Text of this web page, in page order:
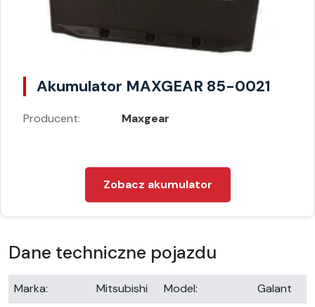
Akumulator MAXGEAR 85-0021
Producent: Maxgear
Zobacz akumulator
Dane techniczne pojazdu
Marka: Mitsubishi Model:
Galant